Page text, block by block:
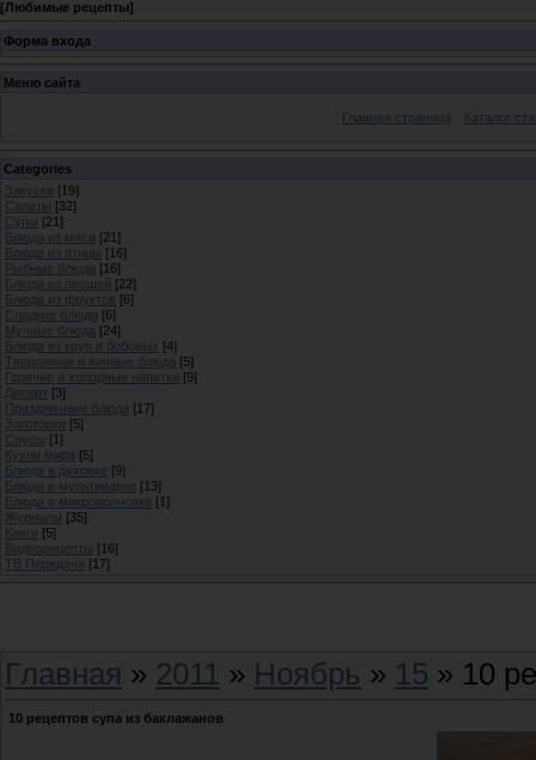
[Любимые рецепты]
Форма входа
Меню сайта
Главная страница Каталог
Categories
Закуски [19]
Салаты [32]
Супы [21]
Блюда из мяса [21]
Блюда из птицы [16]
Рыбные блюда [16]
Блюда из овощей [22]
Блюда из фруктов [6]
Сладкие блюда [6]
Мучные блюда [24]
Блюда из круп и бобовых [4]
Творожные и яичные блюда [5]
Горячие и холодные напитки [9]
Десерт [3]
Праздничные блюда [17]
Заготовки [5]
Соусы [1]
Кухни мира [5]
Блюда в духовке [9]
Блюда в мультиварке [13]
Блюда в микроволновке [1]
Журналы [35]
Книги [5]
Видеорецепты [16]
ТВ Передачи [17]
Главная » 2011 » Ноябрь » 15 » 10
10 рецептов супа из баклажанов